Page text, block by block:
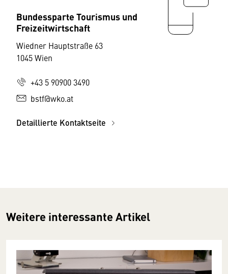
Bundessparte Tourismus und
Freizeitwirtschaft
Wiedner Hauptstraße 63
1045 Wien
+43 5 90900 3490
bstf@wko.at
Detaillierte Kontaktseite
Weitere interessante Artikel